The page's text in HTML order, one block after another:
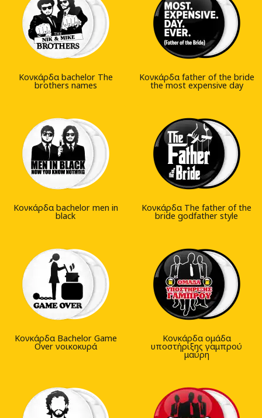
Κονκάρδα bachelor The
brothers names
Κονκάρδα father of the bride
the most expensive day
Κονκάρδα bachelor men in
black
Κονκάρδα The father of the
bride godfather style
Κονκάρδα Bachelor Game
Over νοικοκυρά
Κονκάρδα ομάδα
υποστήριξης γαμπρού
μαύρη